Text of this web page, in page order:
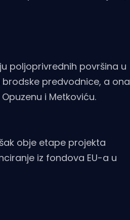
poljoprivrednih površina u
predvodnice, a ona
i Metkoviću.
obje etape projekta
iz fondova EU-a u